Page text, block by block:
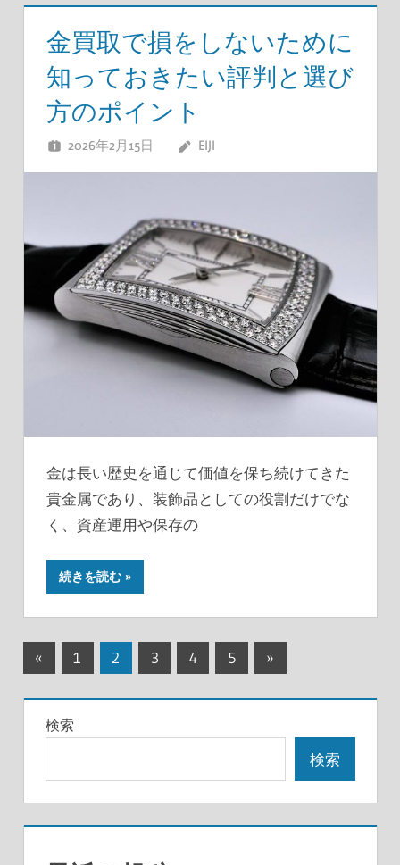
金買取で損をしないために
知っておきたい評判と選び
方のポイント
2026年2月15日 EIJI
金は長い歴史を通じて価値を保ち続けてきた
貴金属であり、装飾品としての役割だけでな
く、資産運用や保存の
続きを読む
投
稿
の
ー
ジ
«
事
1 2 3 4 5
次
事
»
検索
検索